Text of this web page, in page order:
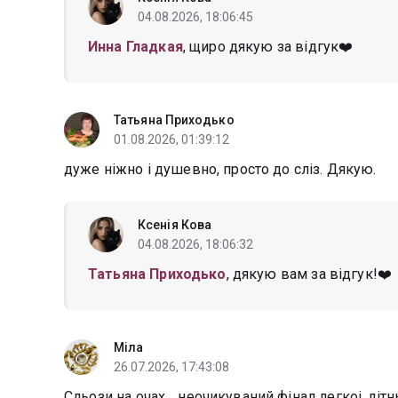
04.08.2026, 18:06:45
Инна Гладкая, щиро дякую за відгук❤️
Татьяна Приходько
01.08.2026, 01:39:12
дуже ніжно і душевно, просто до сліз. Дякую.
Ксенія Кова
04.08.2026, 18:06:32
Татьяна Приходько, дякую вам за відгук!❤️
Міла
26.07.2026, 17:43:08